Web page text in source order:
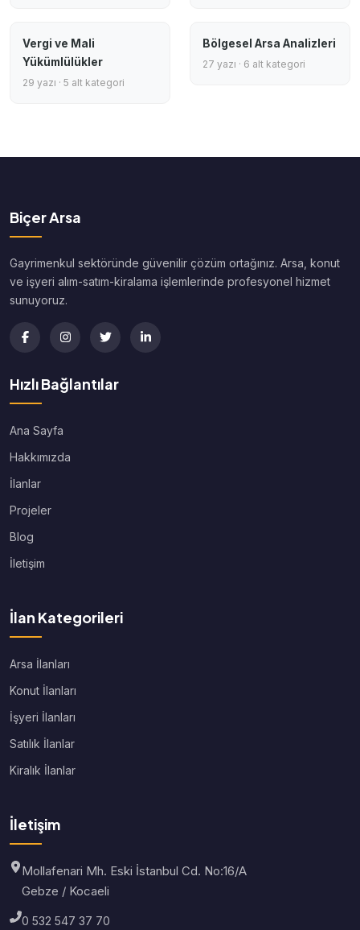
Vergi ve Mali
Yükümlülükler
29 yazı · 5 alt kategori
Bölgesel Arsa Analizleri
27 yazı · 6 alt kategori
Biçer Arsa
Gayrimenkul sektöründe güvenilir çözüm ortağınız. Arsa, konut
ve işyeri alım-satım-kiralama işlemlerinde profesyonel hizmet
sunuyoruz.
Hızlı Bağlantılar
Ana Sayfa
Hakkımızda
İlanlar
Projeler
Blog
İletişim
İlan Kategorileri
Arsa İlanları
Konut İlanları
İşyeri İlanları
Satılık İlanlar
Kiralık İlanlar
İletişim
Mollafenari Mh. Eski İstanbul Cd. No:16/A
Gebze / Kocaeli
0 532 547 37 70